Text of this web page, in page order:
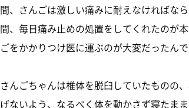
間、さんごは激しい痛みに耐えなければな
間、毎日痛み止めの処置をしてくれたのが
ごをかかりつけ医に運ぶのが大変だったんで
さんごちゃんは椎体を脱臼していたものの
げないよう、なるべく体を動かさず寝たま